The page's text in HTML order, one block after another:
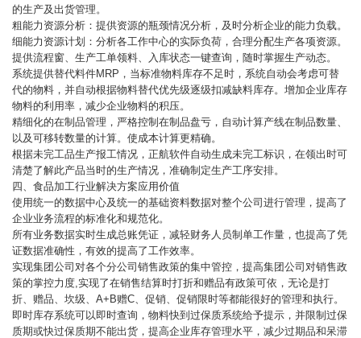
的生产及出货管理。
粗能力资源分析：提供资源的瓶颈情况分析，及时分析企业的能力负载。
细能力资源计划：分析各工作中心的实际负荷，合理分配生产各项资源。
提供流程窗、生产工单领料、入库状态一键查询，随时掌握生产动态。
系统提供替代料件MRP，当标准物料库存不足时，系统自动会考虑可替
代的物料，并自动根据物料替代优先级逐级扣减缺料库存。增加企业库存
物料的利用率，减少企业物料的积压。
精细化的在制品管理，严格控制在制品盘亏，自动计算产线在制品数量、
以及可移转数量的计算。使成本计算更精确。
根据未完工品生产报工情况，正航软件自动生成未完工标识，在领出时可
清楚了解此产品当时的生产情况，准确制定生产工序安排。
四、食品加工行业解决方案应用价值
使用统一的数据中心及统一的基础资料数据对整个公司进行管理，提高了
企业业务流程的标准化和规范化。
所有业务数据实时生成总账凭证，减轻财务人员制单工作量，也提高了凭
证数据准确性，有效的提高了工作效率。
实现集团公司对各个分公司销售政策的集中管控，提高集团公司对销售政
策的掌控力度,实现了在销售结算时打折和赠品有政策可依，无论是打
折、赠品、坎级、A+B赠C、促销、促销限时等都能很好的管理和执行。
即时库存系统可以即时查询，物料快到过保质系统给予提示，并限制过保
质期或快过保质期不能出货，提高企业库存管理水平，减少过期品和呆滞